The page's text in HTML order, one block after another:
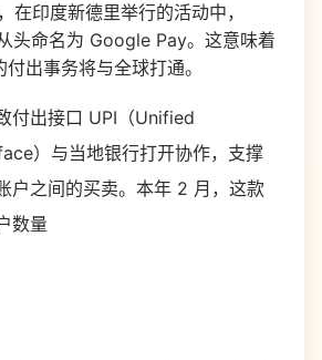
在印度新德里举行的活动中，
头命名为 Google Pay。这意味着
出事务将与全球打通。
付出接口 UPI（Unified
）与当地银行打开协作，支撑
户之间的买卖。本年 2 月，这款
数量